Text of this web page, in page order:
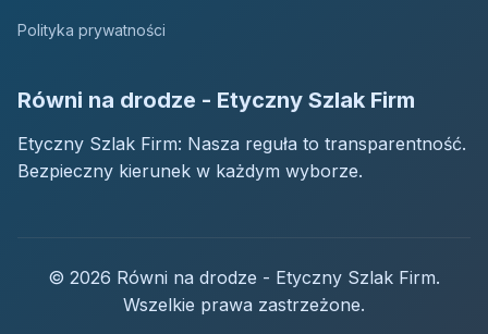
Polityka prywatności
Równi na drodze - Etyczny Szlak Firm
Etyczny Szlak Firm: Nasza reguła to transparentność.
Bezpieczny kierunek w każdym wyborze.
© 2026 Równi na drodze - Etyczny Szlak Firm.
Wszelkie prawa zastrzeżone.